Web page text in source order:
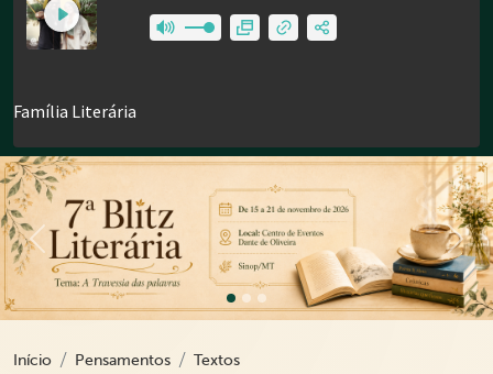
Previous
Início Pensamentos Textos